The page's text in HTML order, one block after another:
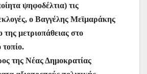
ψηφοδέλτια) τις
ο Βαγγέλης Μεϊμαράκης
της μετριοπάθειας στο
της Νέας Δημοκρατίας